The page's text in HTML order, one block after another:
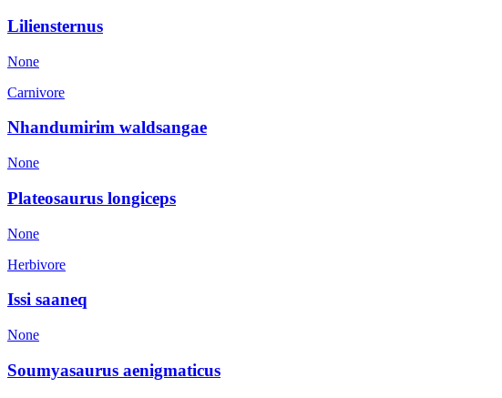
Liliensternus
None
Carnivore
Nhandumirim waldsangae
None
Plateosaurus longiceps
None
Herbivore
Issi saaneq
None
Soumyasaurus aenigmaticus